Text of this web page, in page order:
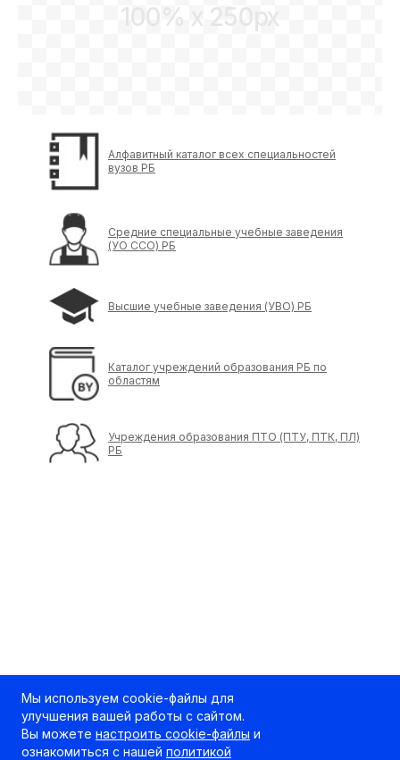
100% x 250px
Алфавитный каталог всех специальностей
вузов РБ
Средние специальные учебные заведения
(УО ССО) РБ
Высшие учебные заведения (УВО) РБ
Каталог учреждений образования РБ по
областям
Учреждения образования ПТО (ПТУ, ПТК, ПЛ)
РБ
Мы используем cookie-файлы для
улучшения вашей работы с сайтом.
Вы можете настроить cookie-файлы и
ознакомиться с нашей политикой